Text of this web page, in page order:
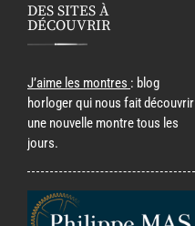
DES SITES À
DÉCOUVRIR
J’aime les montres : blog
horloger qui nous fait découvrir
une nouvelle montre tous les
jours.